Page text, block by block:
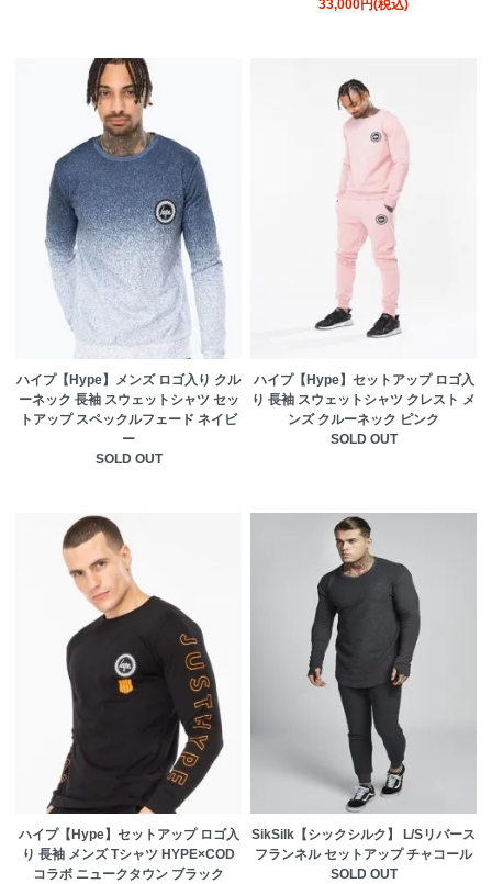
33,000円(税込)
ハイプ【Hype】メンズ ロゴ入り クル
ーネック 長袖 スウェットシャツ セッ
トアップ スペックルフェード ネイビ
ー
SOLD OUT
ハイプ【Hype】セットアップ ロゴ入
り 長袖 スウェットシャツ クレスト メ
ンズ クルーネック ピンク
SOLD OUT
ハイプ【Hype】セットアップ ロゴ入
り 長袖 メンズ Tシャツ HYPE×COD
コラボ ニュークタウン ブラック
SikSilk【シックシルク】 L/Sリバース
フランネル セットアップ チャコール
SOLD OUT